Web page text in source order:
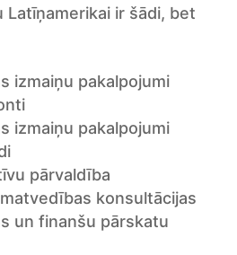
Latīņamerikai ir šādi, bet
izmaiņu pakalpojumi
izmaiņu pakalpojumi
pārvaldība
konsultācijas
un finanšu pārskatu